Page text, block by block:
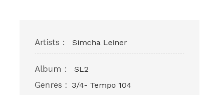
Artists : Simcha Leiner
Album : SL2
Genres : 3/4- Tempo 104